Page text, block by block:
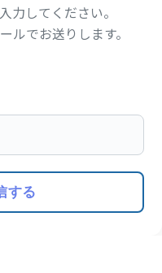
力してください。
ルでお送りします。
する